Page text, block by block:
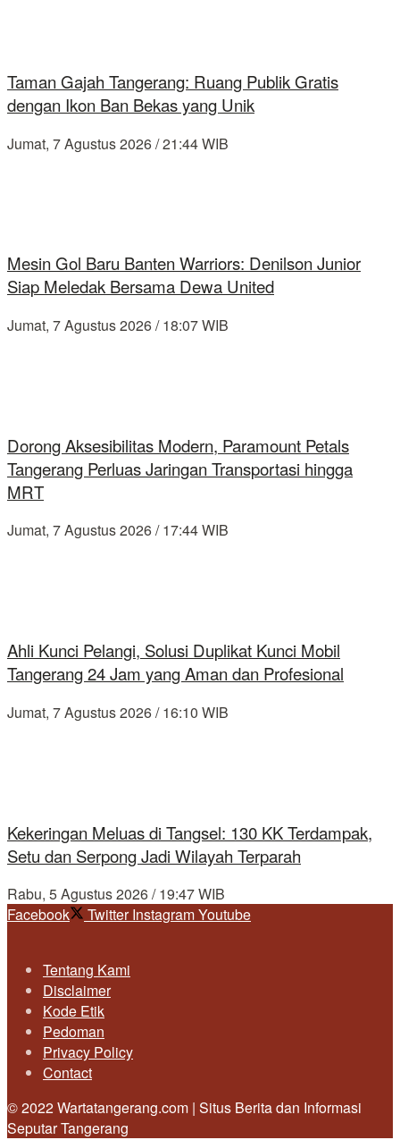
Taman Gajah Tangerang: Ruang Publik Gratis
dengan Ikon Ban Bekas yang Unik
Jumat, 7 Agustus 2026 / 21:44 WIB
Mesin Gol Baru Banten Warriors: Denilson Junior
Siap Meledak Bersama Dewa United
Jumat, 7 Agustus 2026 / 18:07 WIB
Dorong Aksesibilitas Modern, Paramount Petals
Tangerang Perluas Jaringan Transportasi hingga
MRT
Jumat, 7 Agustus 2026 / 17:44 WIB
Ahli Kunci Pelangi, Solusi Duplikat Kunci Mobil
Tangerang 24 Jam yang Aman dan Profesional
Jumat, 7 Agustus 2026 / 16:10 WIB
Kekeringan Meluas di Tangsel: 130 KK Terdampak,
Setu dan Serpong Jadi Wilayah Terparah
Rabu, 5 Agustus 2026 / 19:47 WIB
Facebook
Twitter InstagramYoutube
Tentang Kami
Disclaimer
Kode Etik
Pedoman
Privacy Policy
Contact
© 2022 Wartatangerang.com | Situs Berita dan Informasi
Seputar Tangerang